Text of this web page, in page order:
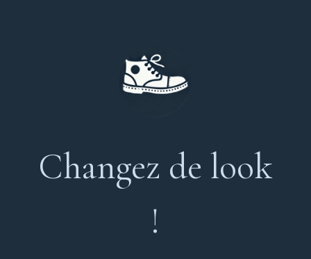
Changez de look
!